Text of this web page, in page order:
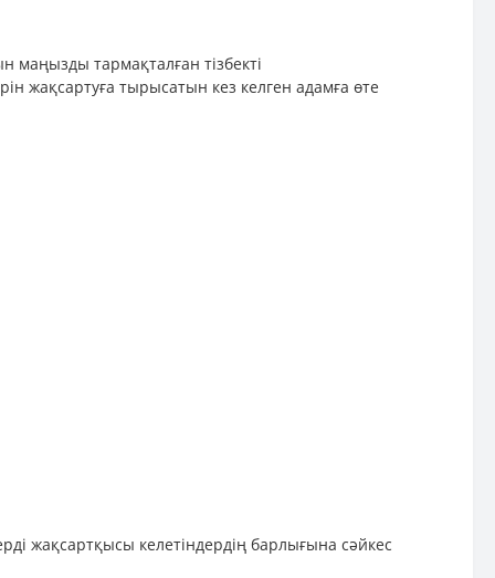
маңызды тармақталған тізбекті
жақсартуға тырысатын кез келген адамға өте
жақсартқысы келетіндердің барлығына сәйкес